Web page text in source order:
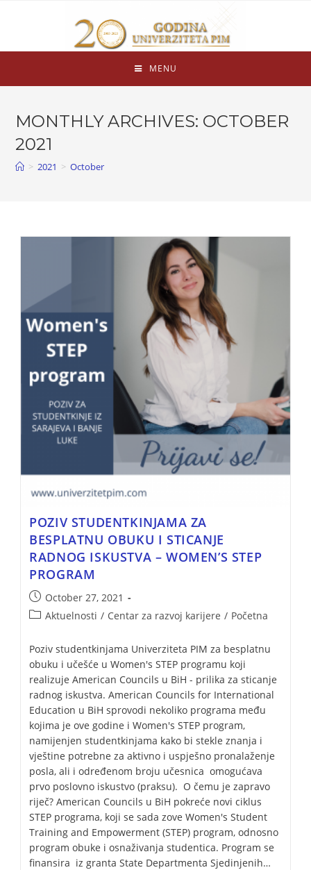
MENU
MONTHLY ARCHIVES: OCTOBER
2021
> 2021 > October
POZIV STUDENTKINJAMA ZA
BESPLATNU OBUKU I STICANJE
RADNOG ISKUSTVA – WOMEN’S STEP
PROGRAM
October 27, 2021
Aktuelnosti / Centar za razvoj karijere / Početna
Poziv studentkinjama Univerziteta PIM za besplatnu
obuku i učešće u Women's STEP programu koji
realizuje American Councils u BiH - prilika za sticanje
radnog iskustva. American Councils for International
Education u BiH sprovodi nekoliko programa među
kojima je ove godine i Women's STEP program,
namijenjen studentkinjama kako bi stekle znanja i
vještine potrebne za aktivno i uspješno pronalaženje
posla, ali i određenom broju učesnica omogućava
prvo poslovno iskustvo (praksu). O čemu je zapravo
riječ? American Councils u BiH pokreće novi ciklus
STEP programa, koji se sada zove Women's Student
Training and Empowerment (STEP) program, odnosno
program obuke i osnaživanja studentica. Program se
finansira iz granta State Departmenta Sjedinjenih…